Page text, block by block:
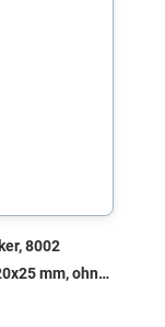
8002
mm, ohne